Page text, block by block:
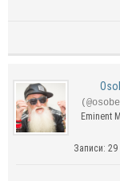
Eminent
Записи: 29